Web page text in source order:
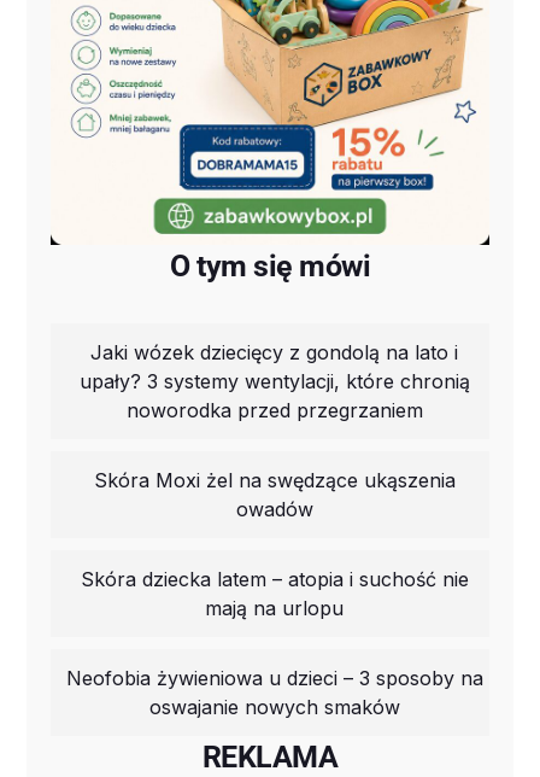
O tym się mówi
Jaki wózek dziecięcy z gondolą na lato i
upały? 3 systemy wentylacji, które chronią
noworodka przed przegrzaniem
Skóra Moxi żel na swędzące ukąszenia
owadów
Skóra dziecka latem – atopia i suchość nie
mają na urlopu
Neofobia żywieniowa u dzieci – 3 sposoby na
oswajanie nowych smaków
REKLAMA